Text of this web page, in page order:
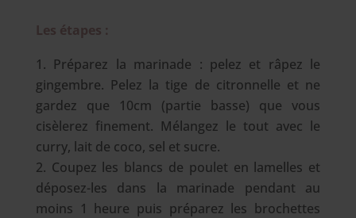
Les étapes :
Préparez la marinade : pelez et râpez le
gingembre. Pelez la tige de citronnelle et ne
gardez que 10cm (partie basse) que vous
cisèlerez finement. Mélangez le tout avec le
curry, lait de coco, sel et sucre.
Coupez les blancs de poulet en lamelles et
déposez-les dans la marinade pendant au
moins 1 heure puis préparez les brochettes